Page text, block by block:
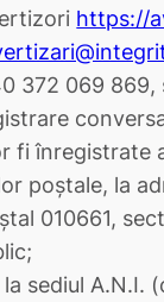
https://
372 069
fi înregistrate
poștale, la
010661,
sediul A.N.I.